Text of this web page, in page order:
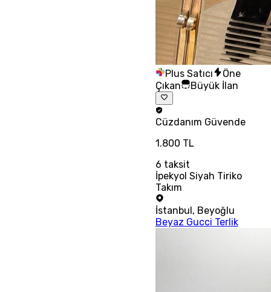
Plus Satıcı
Öne
Çıkan
Büyük İlan
Cüzdanım Güvende
1.800 TL
6 taksit
İpekyol Siyah Tiriko
Takım
İstanbul , Beyoğlu
Beyaz Gucci Terlik